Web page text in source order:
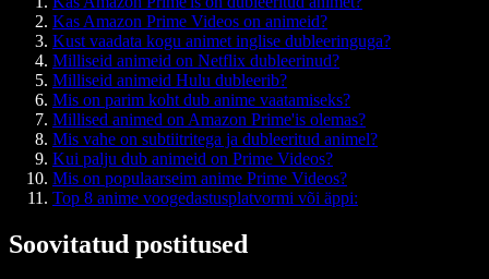
Kas Amazon Prime Videos on animeid?
Kust vaadata kogu animet inglise dubleeringuga?
Milliseid animeid on Netflix dubleerinud?
Milliseid animeid Hulu dubleerib?
Mis on parim koht dub anime vaatamiseks?
Millised animed on Amazon Prime'is olemas?
Mis vahe on subtiitritega ja dubleeritud animel?
Kui palju dub animeid on Prime Videos?
Mis on populaarseim anime Prime Videos?
Top 8 anime voogedastusplatvormi või äppi:
Soovitatud postitused